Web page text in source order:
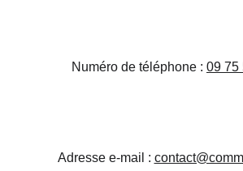
Numéro de téléphone : 09 75
Adresse e-mail :